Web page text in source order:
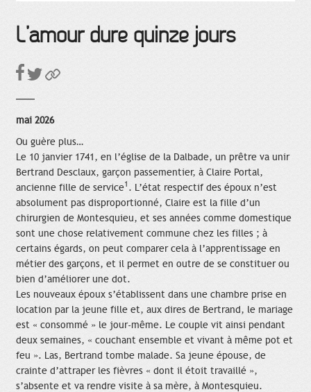
L’amour dure quinze jours
mai 2026
Ou guère plus…
Le 10 janvier 1741, en l’église de la Dalbade, un prêtre va unir
Bertrand Desclaux, garçon passementier, à Claire Portal,
ancienne fille de service1 . L’état respectif des époux n’est
absolument pas disproportionné, Claire est la fille d’un
chirurgien de Montesquieu, et ses années comme domestique
sont une chose relativement commune chez les filles ; à
certains égards, on peut comparer cela à l’apprentissage en
métier des garçons, et il permet en outre de se constituer ou
bien d’améliorer une dot.
Les nouveaux époux s’établissent dans une chambre prise en
location par la jeune fille et, aux dires de Bertrand, le mariage
est « consommé » le jour-même. Le couple vit ainsi pendant
deux semaines, « couchant ensemble et vivant à même pot et
feu ». Las, Bertrand tombe malade. Sa jeune épouse, de
crainte d’attraper les fièvres « dont il étoit travaillé »,
s’absente et va rendre visite à sa mère, à Montesquieu.